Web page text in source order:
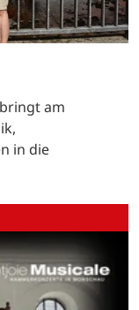
am
in die